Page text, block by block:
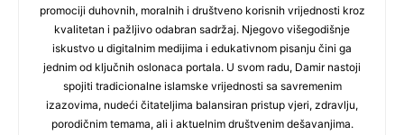
promociji duhovnih, moralnih i društveno korisnih vrijednosti kroz
kvalitetan i pažljivo odabran sadržaj. Njegovo višegodišnje
iskustvo u digitalnim medijima i edukativnom pisanju čini ga
jednim od ključnih oslonaca portala. U svom radu, Damir nastoji
spojiti tradicionalne islamske vrijednosti sa savremenim
izazovima, nudeći čitateljima balansiran pristup vjeri, zdravlju,
porodičnim temama, ali i aktuelnim društvenim dešavanjima.